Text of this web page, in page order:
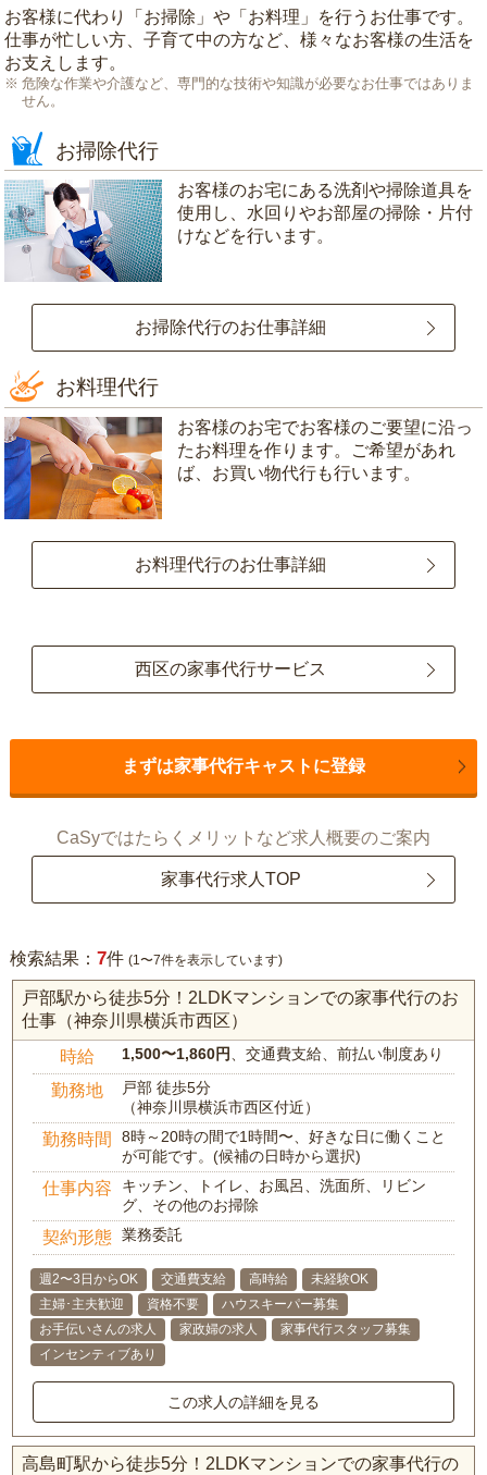
お客様に代わり「 お掃除 」や「 お料理 」を行うお仕事です。
仕事が忙しい方、子育て中の方など、様々なお客様の生活を
お支えします。
危険な作業や介護など、専門的な技術や知識が必要なお仕事ではありま
せん。
お掃除代行
お客様のお宅にある洗剤や掃除道具を
使用し、水回りやお部屋の掃除・片付
けなどを行います。
お掃除代行のお仕事詳細
お料理代行
お客様のお宅でお客様のご要望に沿っ
たお料理を作ります。ご希望があれ
ば、お買い物代行も行います。
お料理代行のお仕事詳細
西区の家事代行サービス
まずは家事代行キャストに登録
CaSyではたらくメリットなど求人概要のご案内
家事代行求人TOP
検索結果： 7件 (1〜7件を表示しています)
戸部駅から徒歩5分！2LDKマンションでの家事代行のお
仕事（神奈川県横浜市西区）
時給 1,500〜1,860円 、交通費支給、前払い制度あり
勤務地
戸部 徒歩5分
（神奈川県横浜市西区付近）
勤務時間
8時～20時の間で1時間〜、好きな日に働くこと
が可能です。(候補の日時から選択)
仕事内容
キッチン、トイレ、お風呂、洗面所、リビン
グ、その他のお掃除
契約形態 業務委託
週2〜3日からOK 交通費支給 高時給
未経験OK
主婦･主夫歓迎
資格不要
ハウスキーパー募集
お手伝いさんの求人
家政婦の求人
家事代行スタッフ募集
インセンティブあり
この求人の詳細を見る
高島町駅から徒歩5分！2LDKマンションでの家事代行の